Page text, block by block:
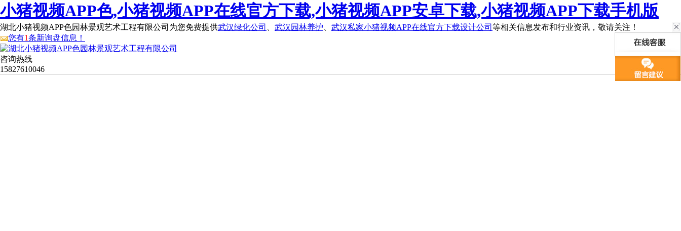
小猪视频APP色,小猪视频APP在线官方下载,小猪视频APP安卓下载,小猪视频APP下载手机版
湖北小猪视频APP色园林景观艺术工程有限公司为您免费提供武汉绿化公司 武汉园林养护 武汉私家小猪视频APP在线官方下载设计公司 等相关信息发布和行业资讯，敬请关注！
您有1条新询盘信息！
咨询热线
15827610046